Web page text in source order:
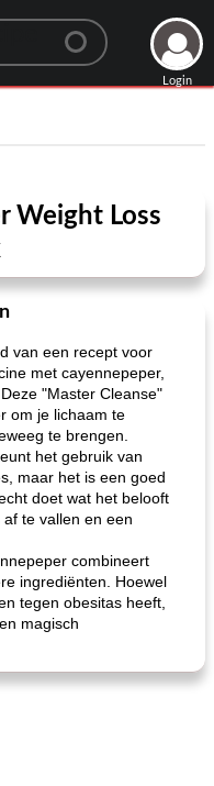
Login
Weight Loss
van een recept voor
met cayennepeper,
"Master Cleanse"
om je lichaam te
te brengen.
het gebruik van
maar het is een goed
doet wat het belooft
te vallen en een
combineert
ingrediënten. Hoewel
tegen obesitas heeft,
magisch